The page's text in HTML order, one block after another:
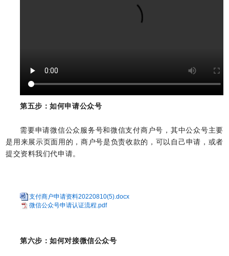
第五步：如何申请公众号
需要申请微信公众服务号和微信支付商户号，其中公众号主要
是用来展示页面用的，商户号是负责收款的，可以自己申请，或者
提交资料我们代申请。
支付商户申请资料20220810(5).docx
微信公众号申请认证流程.pdf
第六步：如何对接微信公众号